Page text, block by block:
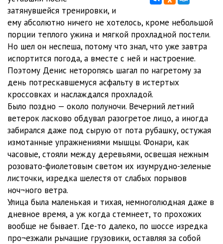
Наваждение 014
Наваждение 015 09:21
02:59
Наваждение 017 Окончательные решения 09:12
Наваждение 018
Наваждение 019 Последнее путешествие
Наваждение 020 05:42
Наваждение 021 Дочь 10:00
Наваждение 022
Наваждение 023 Святая жизнь
Наваждение 024 02:36
Наваждение 025 Тёмный ребёнок 09:31
затянувшейся тренировки, и
ему абсолютно ничего не хотелось, кроме небольшой
порции теплого ужина и мягкой прохладной постели.
Но шел он неспеша, потому что знал, что уже завтра
испортится погода, а вместе с ней и настроение.
Поэтому Денис неторопясь шагал по нагретому за
день потрескавшемуся асфальту в истертых
кроссовках и наслаждался прохладой.
Было поздно — около полуночи. Вечерний летний
ветерок ласково обдувал разогретое лицо, а иногда
забирался даже под сырую от пота рубашку, остужая
измотанные упражнениями мышцы. Фонари, как
часовые, стояли между деревьями, освещая нежным
розовато-фиолетовым светом их изумрудно-зеленые
листочки, изредка шелестя от слабых порывов
ноч¬ного ветра.
Улица была маленькая и тихая, немноголюдная даже в
дневное время, а уж когда стемнеет, то прохожих
вообще не бывает. Где-то далеко, по шоссе изредка
про¬езжали рычащие грузовики, оставляя за собой